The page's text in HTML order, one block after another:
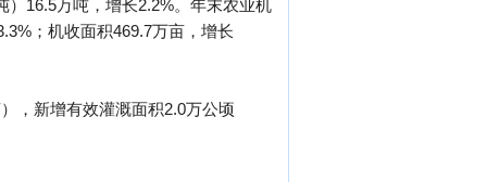
16.5万吨，增长2.2%。年末农业机
；机收面积469.7万亩，增长
，新增有效灌溉面积2.0万公顷